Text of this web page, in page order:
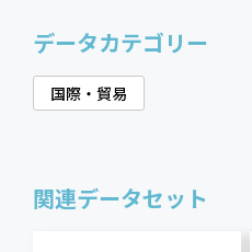
データカテゴリー
国際・貿易
関連データセット